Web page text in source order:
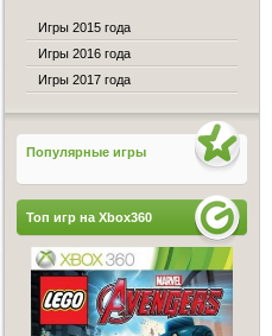
Игры 2015 года
Игры 2016 года
Игры 2017 года
Популярные игры
Топ игр на Xbox360